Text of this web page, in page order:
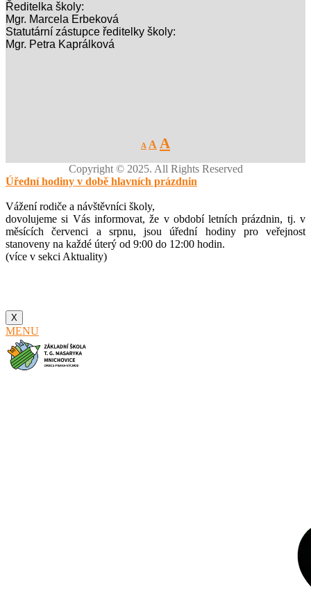
Ředitelka školy:
Mgr. Marcela Erbeková
Statutární zástupce ředitelky školy:
Mgr. Petra Kaprálková
A
Decrease
font
A Reset
font
size.
A
font
size.
Copyright © 2025. All Rights Reserved
Úřední hodiny v době hlavních prázdnin
Vážení rodiče a návštěvníci školy,
dovolujeme si Vás informovat, že v období letních prázdnin, tj. v
měsících červenci a srpnu, jsou úřední hodiny pro veřejnost
stanoveny na každé úterý od 9:00 do 12:00 hodin.
(více v sekci Aktuality)
X
MENU